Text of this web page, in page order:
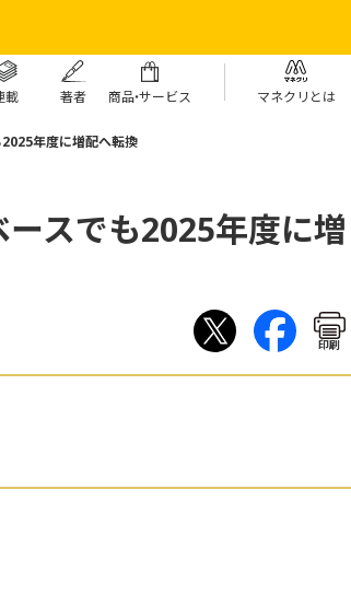
載 著者 商品・サービス マネクリとは
年度に増配へ転換
ースでも2025年度に増
印刷